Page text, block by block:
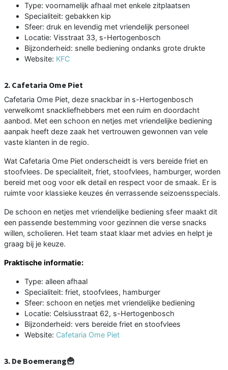
Type: voornamelijk afhaal met enkele zitplaatsen
Specialiteit: gebakken kip
Sfeer: druk en levendig met vriendelijk personeel
Locatie: Visstraat 33, s-Hertogenbosch
Bijzonderheid: snelle bediening ondanks grote drukte
Website: KFC
2. Cafetaria Ome Piet
Cafetaria Ome Piet, deze snackbar in s-Hertogenbosch
verwelkomt snackliefhebbers met een ruim en doordacht
aanbod. Met een schoon en netjes met vriendelijke bediening
aanpak heeft deze zaak het vertrouwen gewonnen van vele
vaste klanten in de regio.
Wat Cafetaria Ome Piet onderscheidt is vers bereide friet en
stoofvlees. De specialiteit, friet, stoofvlees, hamburger, worden
bereid met oog voor elk detail en respect voor de smaak. Er is
ruimte voor klassieke keuzes én verrassende seizoensspecials.
De schoon en netjes met vriendelijke bediening sfeer maakt dit
een passende bestemming voor gezinnen die verse snacks
willen, scholieren. Het team staat klaar met advies en helpt je
graag bij je keuze.
Praktische informatie:
Type: alleen afhaal
Specialiteit: friet, stoofvlees, hamburger
Sfeer: schoon en netjes met vriendelijke bediening
Locatie: Celsiusstraat 62, s-Hertogenbosch
Bijzonderheid: vers bereide friet en stoofvlees
Website: Cafetaria Ome Piet
3. De Boemerang🍟